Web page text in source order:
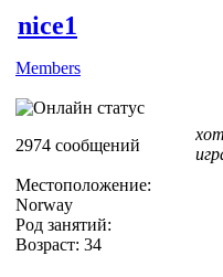
nice1
Members
2974 сообщений
Местоположение:
Norway
Род занятий:
Возраст: 34